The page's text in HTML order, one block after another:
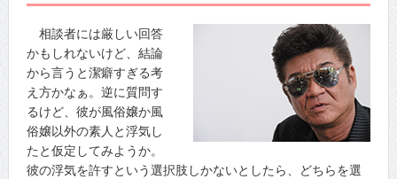
相談者には厳しい回答
かもしれないけど、結論
から言うと潔癖すぎる考
え方かなぁ。逆に質問す
るけど、彼が風俗嬢か風
俗嬢以外の素人と浮気し
たと仮定してみようか。
彼の浮気を許すという選択肢しかないとしたら、どちらを選